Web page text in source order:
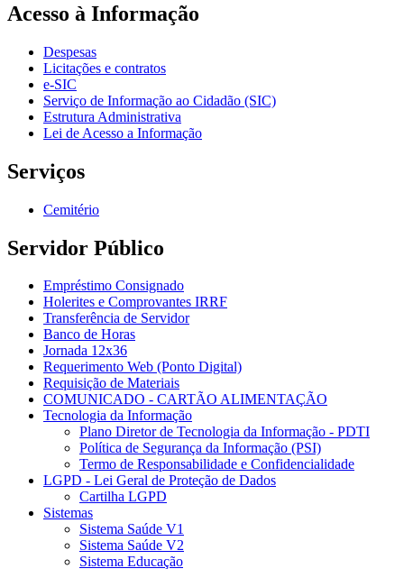
Acesso à Informação
Despesas
Licitações e contratos
e-SIC
Serviço de Informação ao Cidadão (SIC)
Estrutura Administrativa
Lei de Acesso a Informação
Serviços
Cemitério
Servidor Público
Empréstimo Consignado
Holerites e Comprovantes IRRF
Transferência de Servidor
Banco de Horas
Jornada 12x36
Requerimento Web (Ponto Digital)
Requisição de Materiais
COMUNICADO - CARTÃO ALIMENTAÇÃO
Tecnologia da Informação
Plano Diretor de Tecnologia da Informação - PDTI
Política de Segurança da Informação (PSI)
Termo de Responsabilidade e Confidencialidade
LGPD - Lei Geral de Proteção de Dados
Cartilha LGPD
Sistemas
Sistema Saúde V1
Sistema Saúde V2
Sistema Educação